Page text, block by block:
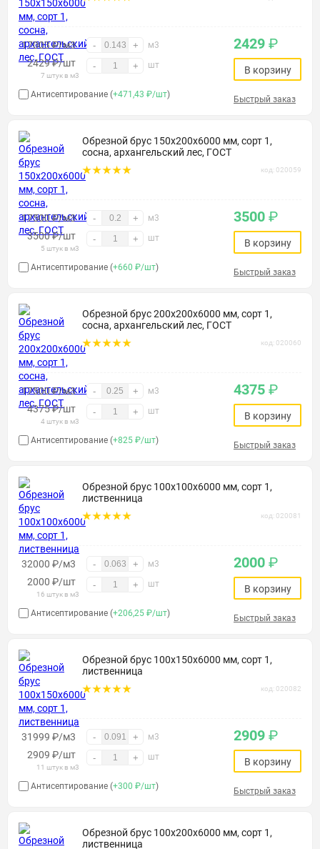
17003 ₽/м3 - + м3
2429₽/шт
7 штук в м3
- + шт
2429 ₽
Антисептирование (+471,43 ₽/шт)
В корзину
Быстрый заказ
Обрезной брус 150х200х6000 мм, сорт 1,
сосна, архангельский лес, ГОСТ
код: 020059
17500 ₽/м3 - + м3
3500₽/шт
5 штук в м3
- + шт
3500 ₽
Антисептирование (+660 ₽/шт)
В корзину
Быстрый заказ
Обрезной брус 200х200х6000 мм, сорт 1,
сосна, архангельский лес, ГОСТ
код: 020060
17500 ₽/м3 - + м3
4375₽/шт
4 штук в м3
- + шт
4375 ₽
Антисептирование (+825 ₽/шт)
В корзину
Быстрый заказ
Обрезной брус 100х100х6000 мм, сорт 1,
лиственница
код: 020081
32000 ₽/м3 - + м3
2000 ₽/шт
16 штук в м3
- + шт
2000 ₽
Антисептирование (+206,25 ₽/шт)
В корзину
Быстрый заказ
Обрезной брус 100х150х6000 мм, сорт 1,
лиственница
код: 020082
31999 ₽/м3 - + м3
2909 ₽/шт
11 штук в м3
- + шт
2909 ₽
Антисептирование (+300 ₽/шт)
В корзину
Быстрый заказ
Обрезной брус 100х200х6000 мм, сорт 1,
лиственница